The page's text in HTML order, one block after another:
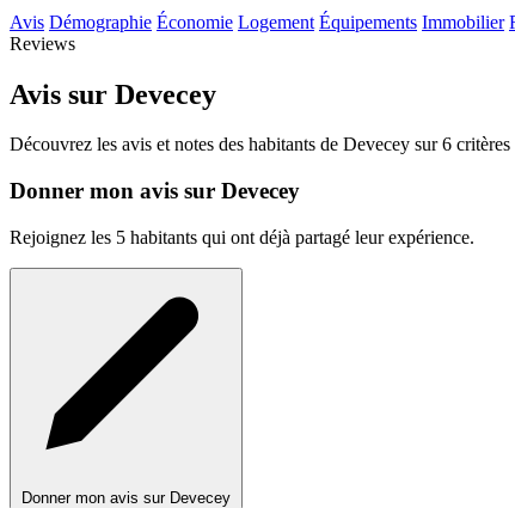
Avis Démographie Économie Logement Équipements Immobilier
Reviews
Avis sur Devecey
Découvrez les avis et notes des habitants de Devecey sur 6
Donner mon avis sur Devecey
Rejoignez les 5 habitants qui ont déjà partagé leur expérience.
Donner mon avis sur Devecey